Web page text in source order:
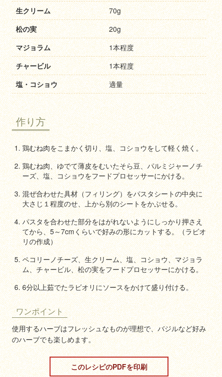
生クリーム
70g
松の実
20g
マジョラム
1本程度
チャービル
1本程度
塩・コショウ
適量
作り方
鶏むね肉をこまかく切り、塩、コショウをして軽く焼く。
鶏むね肉、ゆでて薄皮をむいたそら豆、パルミジャーノチ
ーズ、塩、コショウをフードプロセッサーにかける。
混ぜ合わせた具材（フィリング）をパスタシートの中央に
大さじ１程度のせ、上から別のシートをかぶせる。
パスタを合わせた部分をはがれないようにしっかり押さえ
てから、5～7cmくらいで好みの形にカットする。（ラビオ
リの作成）
ペコリーノチーズ、生クリーム、塩、コショウ、マジョラ
ム、チャービル、松の実をフードプロセッサーにかける。
6分以上茹でたラビオリにソースをかけて盛り付ける。
ワンポイント
使用するハーブはフレッシュなものが理想で、バジルなど好み
のハーブでも楽しめます。
このレシピのPDFを印刷